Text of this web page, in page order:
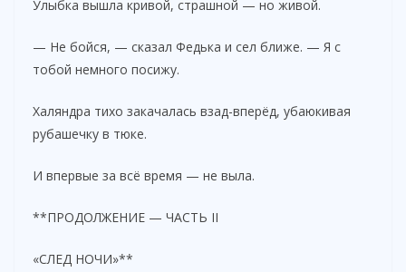
Улыбка вышла кривой, страшной — но живой.
— Не бойся, — сказал Федька и сел ближе. — Я с
тобой немного посижу.
Халяндра тихо закачалась взад-вперёд, убаюкивая
рубашечку в тюке.
И впервые за всё время — не выла.
**ПРОДОЛЖЕНИЕ — ЧАСТЬ II
«СЛЕД НОЧИ»**